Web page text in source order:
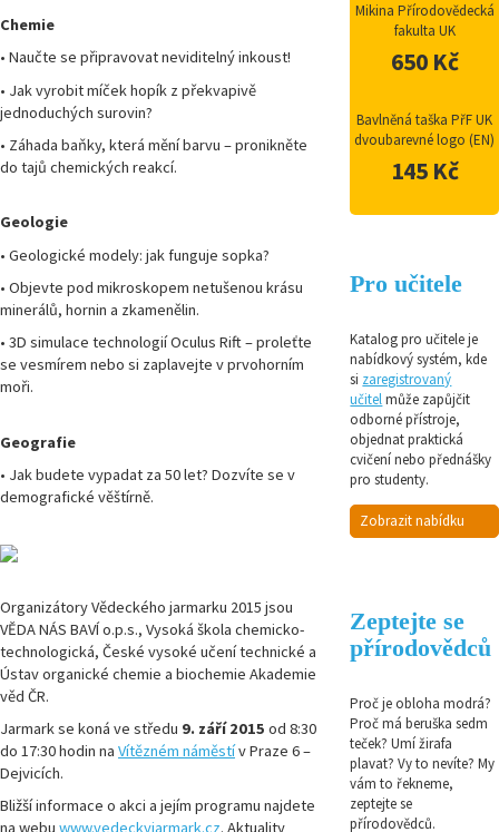
Chemie
• Naučte se připravovat neviditelný inkoust!
• Jak vyrobit míček hopík z překvapivě
jednoduchých surovin?
• Záhada baňky, která mění barvu – pronikněte
do tajů chemických reakcí.
Geologie
• Geologické modely: jak funguje sopka?
• Objevte pod mikroskopem netušenou krásu
minerálů, hornin a zkamenělin.
• 3D simulace technologií Oculus Rift – proleťte
se vesmírem nebo si zaplavejte v prvohorním
moři.
Geografie
• Jak budete vypadat za 50 let? Dozvíte se v
demografické věštírně.
Organizátory Vědeckého jarmarku 2015 jsou
VĚDA NÁS BAVÍ o.p.s., Vysoká škola chemicko-
technologická, České vysoké učení technické a
Ústav organické chemie a biochemie Akademie
věd ČR.
Jarmark se koná ve středu 9. září 2015 od 8:30
do 17:30 hodin na Vítězném náměstív Praze 6 –
Dejvicích.
Bližší informace o akci a jejím programu najdete
na webu www.vedeckyjarmark.cz. Aktuality
Mikina Přírodovědecká
fakulta UK
650 Kč
Bavlněná taška PřF UK
dvoubarevné logo (EN)
145 Kč
Pro učitele
Katalog pro učitele je
nabídkový systém, kde
si zaregistrovaný
učitelmůže zapůjčit
odborné přístroje,
objednat praktická
cvičení nebo přednášky
pro studenty.
Zobrazit nabídku
Zeptejte se
přírodovědců
Proč je obloha modrá?
Proč má beruška sedm
teček? Umí žirafa
plavat? Vy to nevíte? My
vám to řekneme,
zeptejte se
přírodovědců.